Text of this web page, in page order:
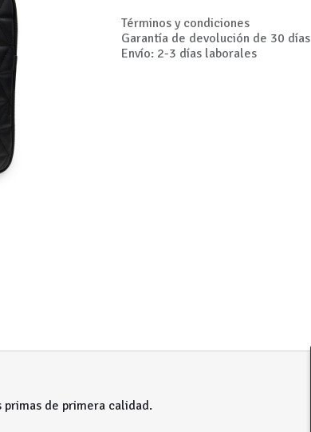
Términos y condiciones
Garantía de devolución de 30 días
Envío: 2-3 días laborales
primas de primera calidad.